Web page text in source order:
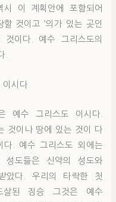
이 계획안에 포함되어
것이고 ‘의가 있는 곳인
이다. 예수 그리스도의
.
시다.
예수 그리스도 이시다.
것이나 땅에 있는 것이 다
다. 예수 그리스도 외에는
도들은 신약의 성도와
았다. 우리의 타락한 첫
살된 짐승 그것은 예수